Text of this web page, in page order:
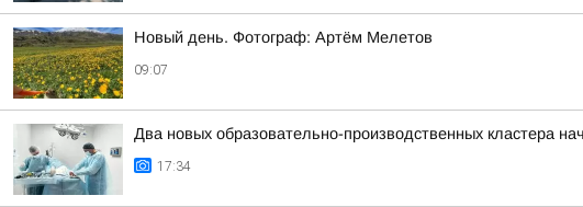
Новый день. Фотограф: Артём Мелетов
09:07
Два новых образовательно-производственных кластера
17:34